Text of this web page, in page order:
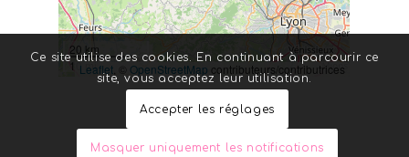
20 km
10 mi
Leaflet OpenStreetMap contributeurs/contributrices
Ce site utilise des cookies. En continuant à parcourir ce
site, vous acceptez leur utilisation.
Accepter les réglages
Masquer uniquement les notifications